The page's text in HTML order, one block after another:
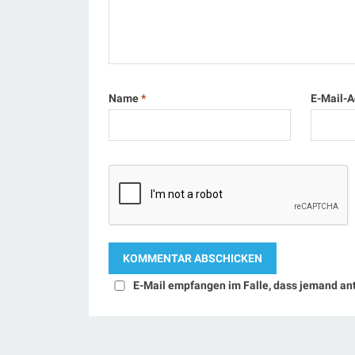
Name* E-Mail-
E-Mail empfangen im Falle, dass jemand